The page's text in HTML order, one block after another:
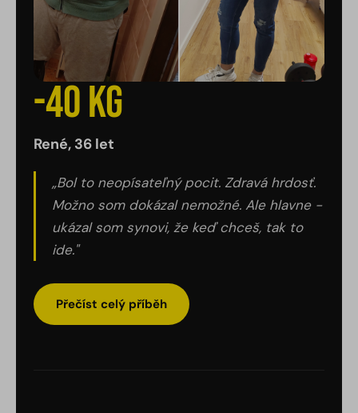
-40 kg
René, 36 let
„Bol to neopísateľný pocit. Zdravá hrdosť.
Možno som dokázal nemožné. Ale hlavne -
ukázal som synovi, že keď chceš, tak to
ide."
Přečíst celý příběh